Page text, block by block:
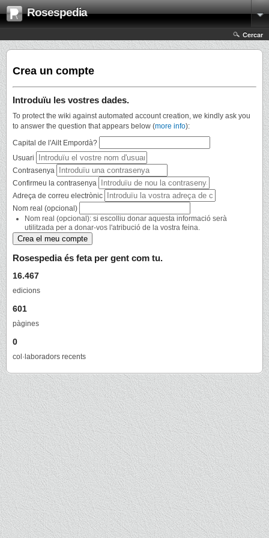
Rosespedia
Cercar
Crea un compte
Introduïu les vostres dades.
To protect the wiki against automated account creation, we kindly ask you
to answer the question that appears below (more info):
Capital de l'Ailt Empordà?
Usuari
Contrasenya
Confirmeu la contrasenya
Adreça de correu electrònic
Nom real (opcional)
Nom real (opcional): si escolliu donar aquesta informació serà
utilitzada per a donar-vos l'atribució de la vostra feina.
Rosespedia és feta per gent com tu.
16.467
edicions
601
pàgines
0
col·laboradors recents